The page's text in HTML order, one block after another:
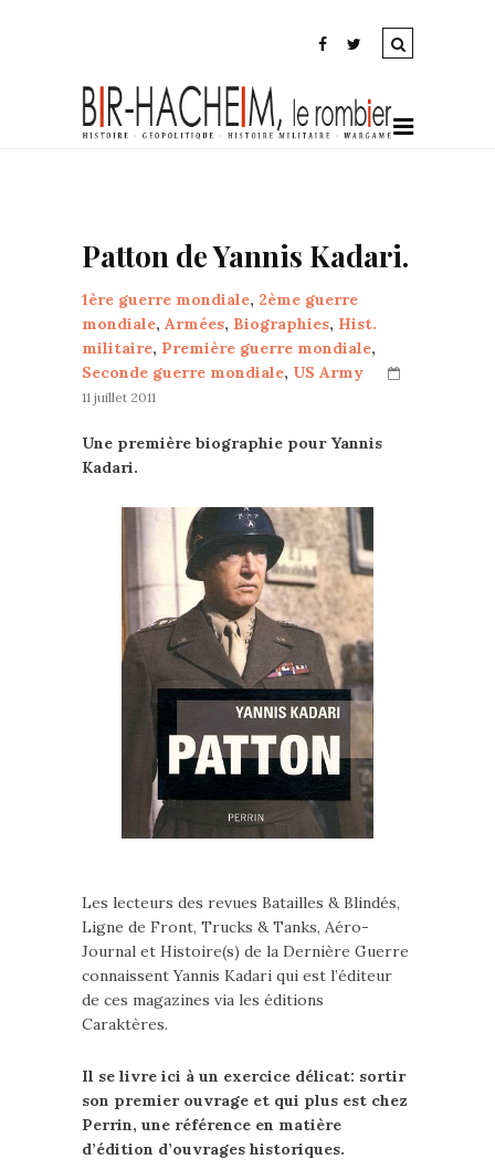
Patton de Yannis Kadari.
1ère guerre mondiale, 2ème guerre
mondiale, Armées, Biographies, Hist.
militaire, Première guerre mondiale,
Seconde guerre mondiale, US Army
11 juillet 2011
Une première biographie pour Yannis
Kadari.
Les lecteurs des revues Batailles & Blindés,
Ligne de Front, Trucks & Tanks, Aéro-
Journal et Histoire(s) de la Dernière Guerre
connaissent Yannis Kadari qui est l’éditeur
de ces magazines via les éditions
Caraktères.
Il se livre ici à un exercice délicat: sortir
son premier ouvrage et qui plus est chez
Perrin, une référence en matière
d’édition d’ouvrages historiques.